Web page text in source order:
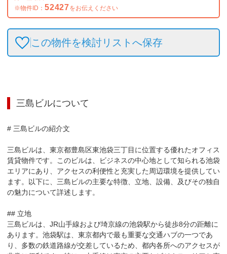
※物件ID： 52427をお伝えください
この物件を検討リストへ保存
三島ビルについて
# 三島ビルの紹介文
三島ビルは、東京都豊島区東池袋三丁目に位置する優れたオフィス
賃貸物件です。このビルは、ビジネスの中心地として知られる池袋
エリアにあり、アクセスの利便性と充実した周辺環境を提供してい
ます。以下に、三島ビルの主要な特徴、立地、設備、及びその独自
の魅力について詳述します。
## 立地
三島ビルは、JR山手線および埼京線の池袋駅から徒歩8分の距離に
あります。池袋駅は、東京都内で最も重要な交通ハブの一つであ
り、多数の鉄道路線が交差しているため、都内各所へのアクセスが